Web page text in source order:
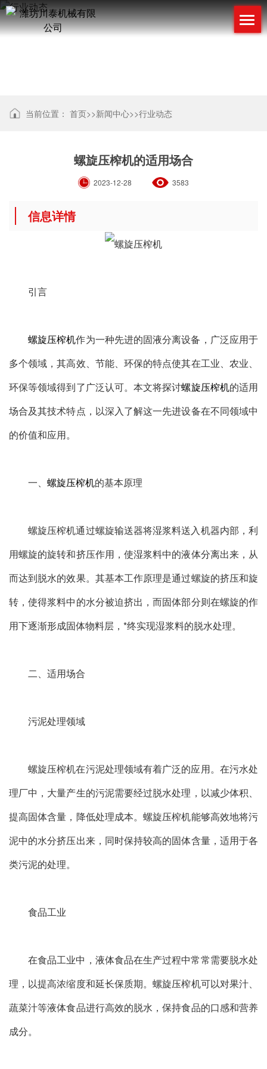
当前位置： 首页>>新闻中心>>行业动态
螺旋压榨机的适用场合
2023-12-28 3583
信息详情
引言
螺旋压榨机作为一种先进的固液分离设备，广泛应用于
多个领域，其高效、节能、环保的特点使其在工业、农业、
环保等领域得到了广泛认可。本文将探讨螺旋压榨机的适用
场合及其技术特点，以深入了解这一先进设备在不同领域中
的价值和应用。
一、 螺旋压榨机的基本原理
螺旋压榨机通过螺旋输送器将湿浆料送入机器内部，利
用螺旋的旋转和挤压作用，使湿浆料中的液体分离出来，从
而达到脱水的效果。其基本工作原理是通过螺旋的挤压和旋
转，使得浆料中的水分被迫挤出，而固体部分则在螺旋的作
用下逐渐形成固体物料层，*终实现湿浆料的脱水处理。
二、适用场合
污泥处理领域
螺旋压榨机在污泥处理领域有着广泛的应用。在污水处
理厂中，大量产生的污泥需要经过脱水处理，以减少体积、
提高固体含量，降低处理成本。螺旋压榨机能够高效地将污
泥中的水分挤压出来，同时保持较高的固体含量，适用于各
类污泥的处理。
食品工业
在食品工业中，液体食品在生产过程中常常需要脱水处
理，以提高浓缩度和延长保质期。螺旋压榨机可以对果汁、
蔬菜汁等液体食品进行高效的脱水，保持食品的口感和营养
成分。